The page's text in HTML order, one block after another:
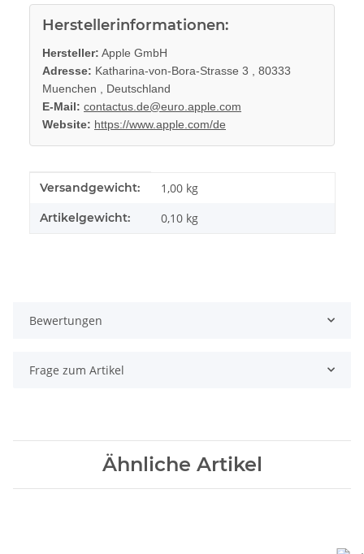
Herstellerinformationen:
Hersteller: Apple GmbH
Adresse: Katharina-von-Bora-Strasse 3 , 80333
Muenchen , Deutschland
E-Mail: contactus.de@euro.apple.com
Website: https://www.apple.com/de
Produkteigenschaft
Wert
Versandgewicht: 1,00 kg
Artikelgewicht: 0,10 kg
Bewertungen
Frage zum Artikel
Ähnliche Artikel